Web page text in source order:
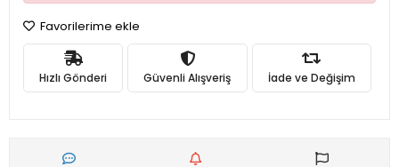
Favorilerime ekle
Hızlı Gönderi Güvenli Alışveriş İade ve Değişim